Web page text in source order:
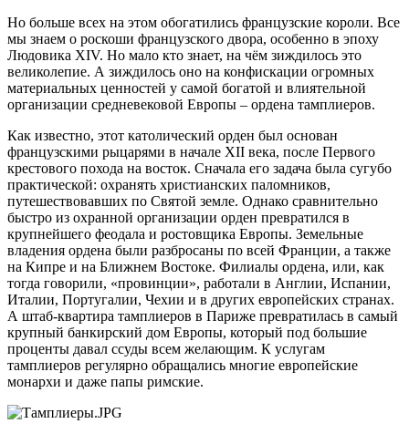
Но больше всех на этом обогатились французские короли. Все
мы знаем о роскоши французского двора, особенно в эпоху
Людовика XIV. Но мало кто знает, на чём зиждилось это
великолепие. А зиждилось оно на конфискации огромных
материальных ценностей у самой богатой и влиятельной
организации средневековой Европы – ордена тамплиеров.
Как известно, этот католический орден был основан
французскими рыцарями в начале XII века, после Первого
крестового похода на восток. Сначала его задача была сугубо
практической: охранять христианских паломников,
путешествовавших по Святой земле. Однако сравнительно
быстро из охранной организации орден превратился в
крупнейшего феодала и ростовщика Европы. Земельные
владения ордена были разбросаны по всей Франции, а также
на Кипре и на Ближнем Востоке. Филиалы ордена, или, как
тогда говорили, «провинции», работали в Англии, Испании,
Италии, Португалии, Чехии и в других европейских странах.
А штаб-квартира тамплиеров в Париже превратилась в самый
крупный банкирский дом Европы, который под большие
проценты давал ссуды всем желающим. К услугам
тамплиеров регулярно обращались многие европейские
монархи и даже папы римские.